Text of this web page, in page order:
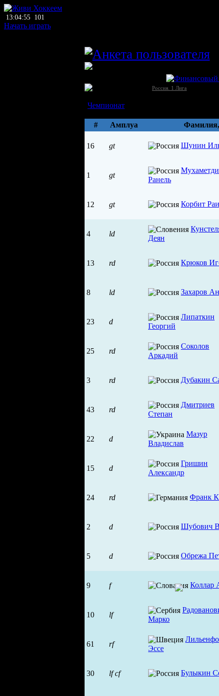
13:04:55 101
Начать играть
Россия. 1 Лига
Чемпионат
#
Амплуа
16 gt Шунин
1 gt
Ранель
12 gt Корбит
4 ld
Деян
13 rd Крюков
8 ld Захаров
23 d
Липаткин
Георгий
25 rd
Соколов
Аркадий
3 rd Дубакин
43 rd
Дмитриев
Степан
22 d
Мазур
Владислав
15 d
Гришин
Александр
24 rd Франк
2 d Шубович
5 d Обрежа
9 f Коллар
10 lf
Марко
61 rf
Эссе
30 lf cf Булыкин